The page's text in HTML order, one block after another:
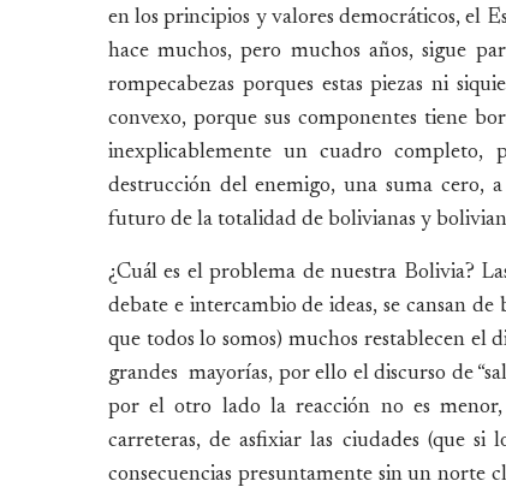
en los principios y valores democráticos, el
hace muchos, pero muchos años, sigue
rompecabezas porques estas piezas ni
convexo, porque sus componentes tiene
inexplicablemente un cuadro completo,
destrucción del enemigo, una suma cero,
futuro de la totalidad de bolivianas y
¿Cuál es el problema de nuestra Bolivia?
debate e intercambio de ideas, se cansan
que todos lo somos) muchos restablecen el
grandes mayorías, por ello el discurso de
por el otro lado la reacción no es menor,
carreteras, de asfixiar las ciudades (que si
consecuencias presuntamente sin un norte